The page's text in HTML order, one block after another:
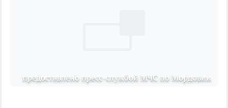
предоставлено пресс-службой МЧС по Мордовии